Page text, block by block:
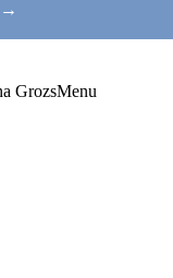
→
GrozsMenu